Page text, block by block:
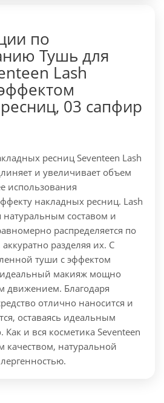
по
Тушь для
Lash
03 сапфир
ресниц Seventeen Lash
и увеличивает объем
использования
накладных ресниц. Lash
натуральным составом и
распределяется по
разделяя их. С
туши с эффектом
макияж мощно
движением. Благодаря
отлично наносится и
оставаясь идеальным
и вся косметика Seventeen
качеством, натуральной